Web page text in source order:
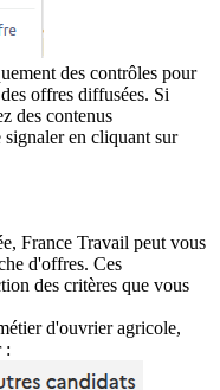
des contrôles pour
offres diffusées. Si
des contenus
en cliquant sur
France Travail peut vous
d'offres. Ces
des critères que vous
d'ouvrier agricole,
: